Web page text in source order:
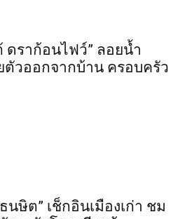
ดราก้อนไฟว์” ลอยน้ำ
ตัวออกจากบ้าน ครอบครัว
นษิต” เช็กอินเมืองเก่า ชม